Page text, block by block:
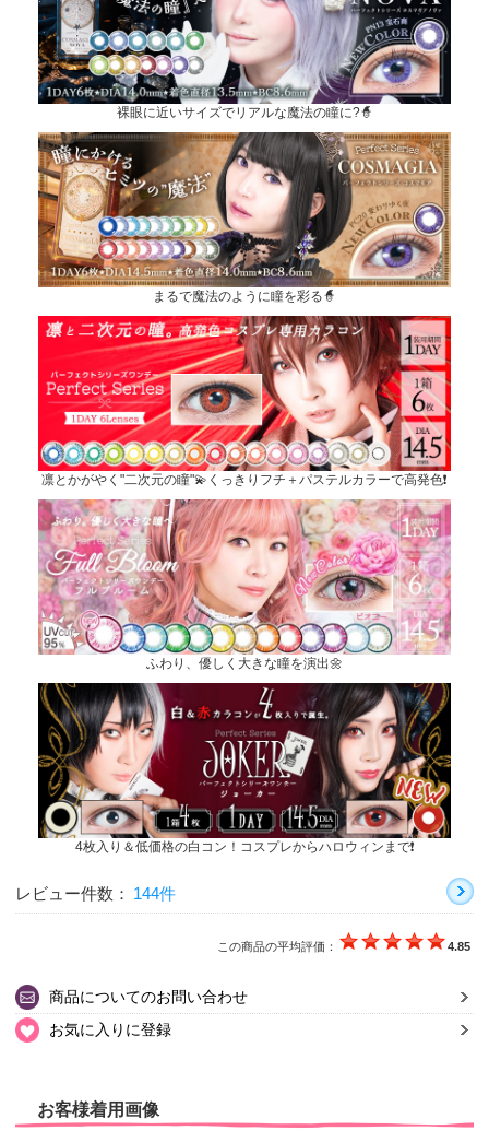
裸眼に近いサイズでリアルな魔法の瞳に?🧙
まるで魔法のように瞳を彩る🧙
凛とかがやく"二次元の瞳"💫くっきりフチ＋パステルカラーで高発色❗
ふわり、優しく大きな瞳を演出🌼
4枚入り＆低価格の白コン！コスプレからハロウィンまで❗
レビュー件数： 144件
この商品の平均評価： 4.85
商品についてのお問い合わせ
お気に入りに登録
お客様着用画像